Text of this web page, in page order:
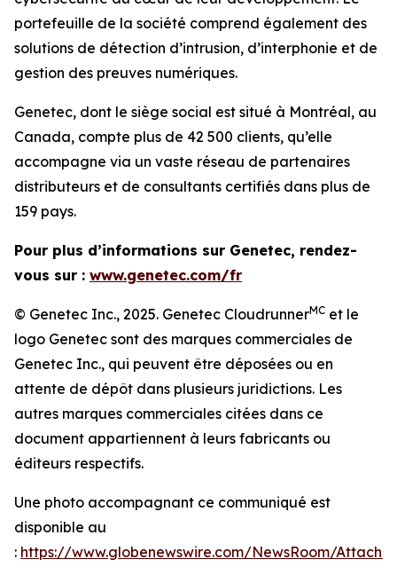
portefeuille de la société comprend également des
solutions de détection d’intrusion, d’interphonie et de
gestion des preuves numériques.
Genetec, dont le siège social est situé à Montréal, au
Canada, compte plus de 42 500 clients, qu’elle
accompagne via un vaste réseau de partenaires
distributeurs et de consultants certifiés dans plus de
159 pays.
Pour plus d’informations sur Genetec, rendez-
vous sur : www.genetec.com/fr
© Genetec Inc., 2025. Genetec CloudrunnerMC et le
logo Genetec sont des marques commerciales de
Genetec Inc., qui peuvent être déposées ou en
attente de dépôt dans plusieurs juridictions. Les
autres marques commerciales citées dans ce
document appartiennent à leurs fabricants ou
éditeurs respectifs.
Une photo accompagnant ce communiqué est
disponible au
: https://www.globenewswire.com/NewsRoom/